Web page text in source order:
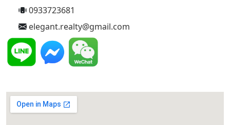
0933723681
elegant.realty@gmail.com